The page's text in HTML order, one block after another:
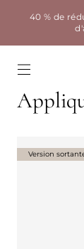
40 % de
Version